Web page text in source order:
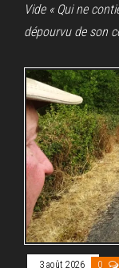
Vide « Qui ne
dépourvu de son
3 août 2026 0